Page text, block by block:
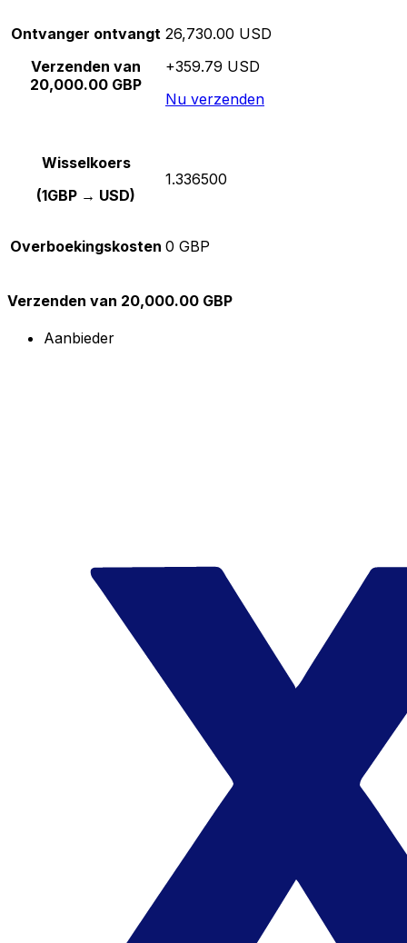
Ontvanger ontvangt
Verzenden van
20,000.00 GBP
26,730.00 USD
+359.79 USD
Nu verzenden
Wisselkoers
(1GBP → USD)
1.336500
Overboekingskosten 0 GBP
Verzenden van 20,000.00 GBP
Aanbieder